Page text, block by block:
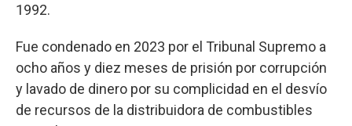
1992.
Fue condenado en 2023 por el Tribunal Supremo a
ocho años y diez meses de prisión por corrupción
y lavado de dinero por su complicidad en el desvío
de recursos de la distribuidora de combustibles